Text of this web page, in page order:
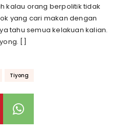
kalau orang berpolitik tidak
yang cari makan dengan
tahu semua kelakuan kalian.
[]
Tiyong